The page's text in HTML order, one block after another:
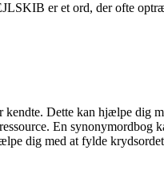
er et ord, der ofte
Dette kan hjælpe dig
En
dig med at fylde